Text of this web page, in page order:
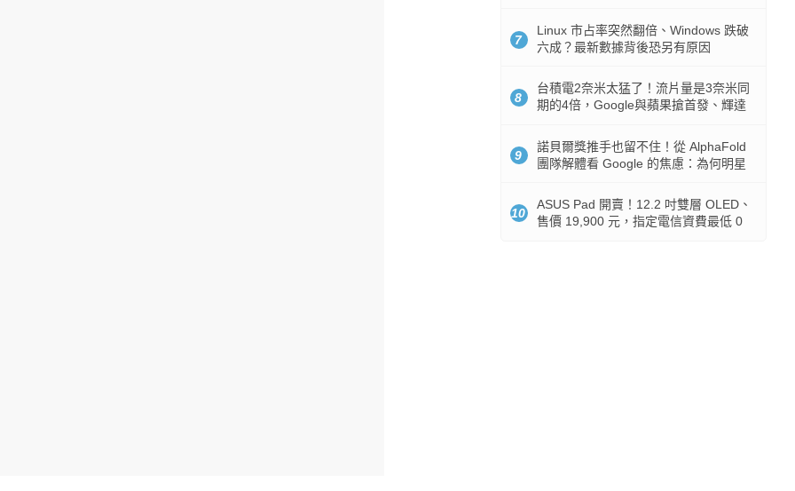
7
Linux 市占率突然翻倍、Windows 跌破
六成？最新數據背後恐另有原因
8
台積電2奈米太猛了！流片量是3奈米同
期的4倍，Google與蘋果搶首發、輝達
9
諾貝爾獎推手也留不住！從 AlphaFold
團隊解體看 Google 的焦慮：為何明星
10
ASUS Pad 開賣！12.2 吋雙層 OLED、
售價 19,900 元，指定電信資費最低 0